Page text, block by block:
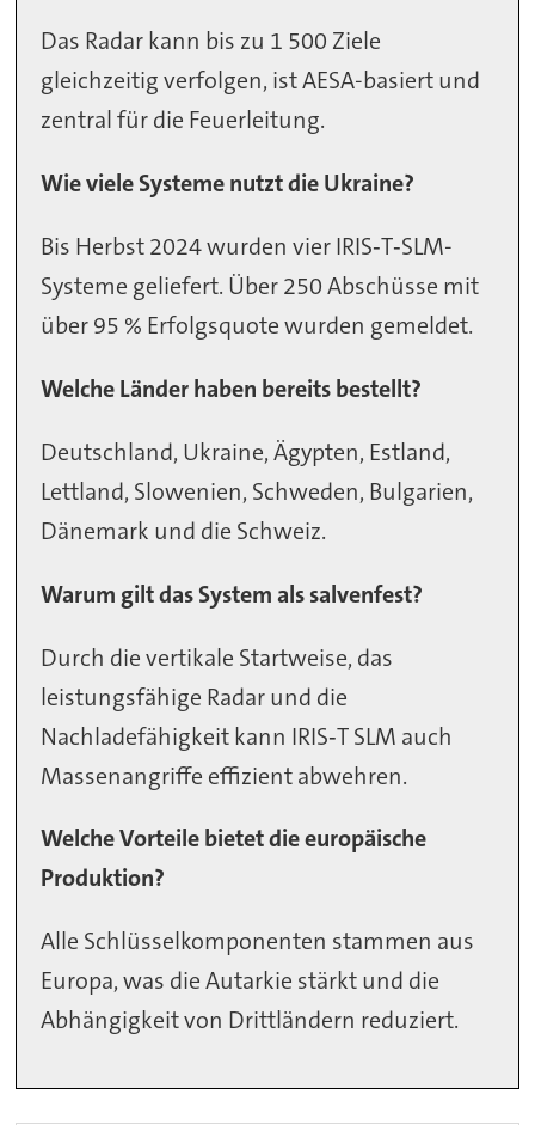
Das Radar kann bis zu 1 500 Ziele
gleichzeitig verfolgen, ist AESA-basiert und
zentral für die Feuerleitung.
Wie viele Systeme nutzt die Ukraine?
Bis Herbst 2024 wurden vier IRIS‑T‑SLM-
Systeme geliefert. Über 250 Abschüsse mit
über 95 % Erfolgsquote wurden gemeldet.
Welche Länder haben bereits bestellt?
Deutschland, Ukraine, Ägypten, Estland,
Lettland, Slowenien, Schweden, Bulgarien,
Dänemark und die Schweiz.
Warum gilt das System als salvenfest?
Durch die vertikale Startweise, das
leistungsfähige Radar und die
Nachladefähigkeit kann IRIS‑T SLM auch
Massenangriffe effizient abwehren.
Welche Vorteile bietet die europäische
Produktion?
Alle Schlüsselkomponenten stammen aus
Europa, was die Autarkie stärkt und die
Abhängigkeit von Drittländern reduziert.